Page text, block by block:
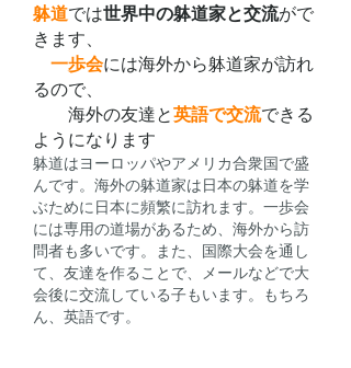
躰道では世界中の躰道家と交流がで
きます、
一歩会には海外から躰道家が訪れ
るので、
​ 海外の友達と英語で交流できる
ようになります
​躰道はヨーロッパやアメリカ合衆国で盛
んです。海外の躰道家は日本の躰道を学
ぶために日本に頻繁に訪れます。一歩会
には専用の道場があるため、海外から訪
問者も多いです。また、国際大会を通し
て、友達を作ることで、メールなどで大
会後に交流している子もいます。もちろ
ん、英語です。